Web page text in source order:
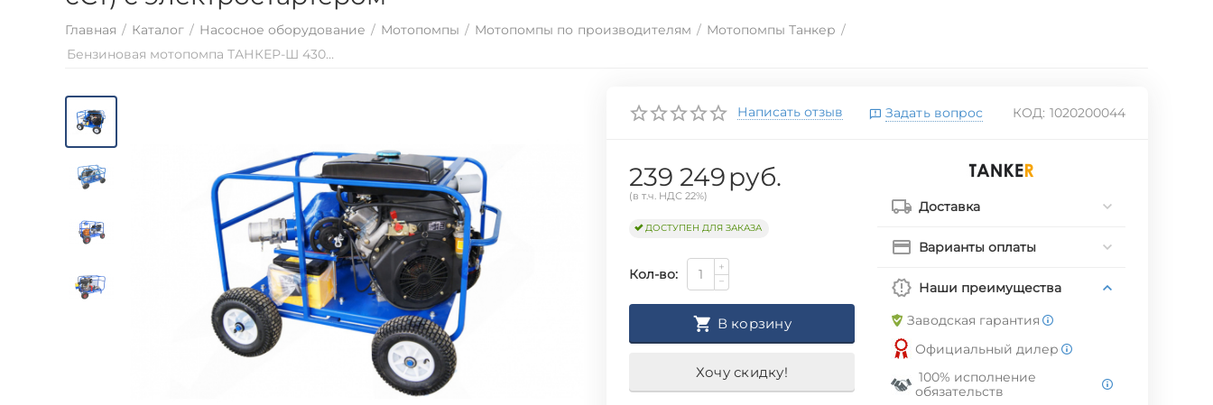
Главная / Каталог / Насосное оборудование / Мотопомпы / Мотопомпы по производителям / Мотопомпы Танкер /
Бензиновая мотопомпа ТАНКЕР-Ш 430 для перекачки вязких жидкостей (до 2000 сСт) с электростартером
Написать отзыв Задать вопрос КОД: 1020200044
239 249руб.
(в т.ч. НДС 22%)
ДОСТУПЕН ДЛЯ ЗАКАЗА
Кол-во:
+
−
В корзину
Хочу скидку!
Доставка
Варианты оплаты
Наши преимущества
Заводская гарантия
Официальный дилер
100% исполнение
обязательств